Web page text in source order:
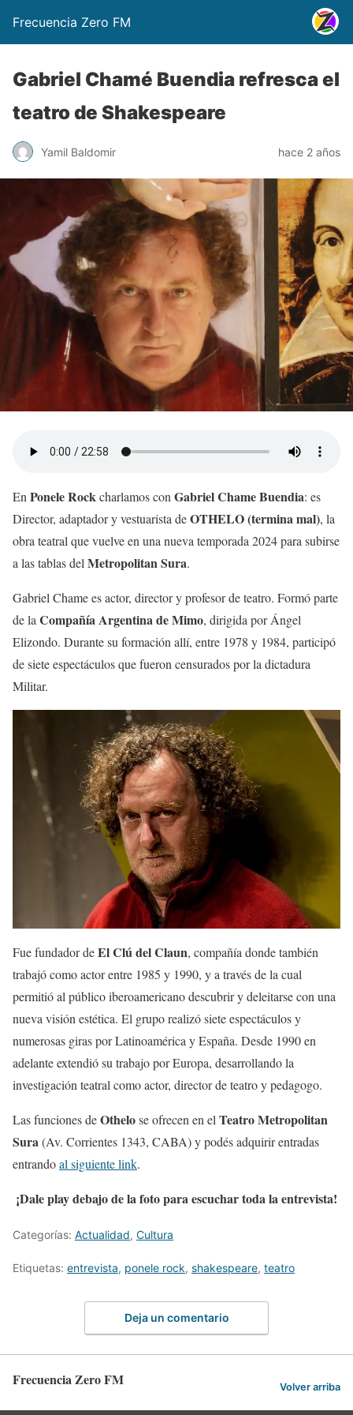
Frecuencia Zero FM
Gabriel Chamé Buendia refresca el
teatro de Shakespeare
Yamil Baldomir hace 2 años
En Ponele Rockcharlamos con Gabriel Chame Buendia: es
Director, adaptador y vestuarista deOTHELO(termina mal), la
obra teatral que vuelve en una nueva temporada 2024 para subirse
a las tablas del Metropolitan Sura.
Gabriel Chame es actor, director y profesor de teatro. Formó parte
de la Compañía Argentina de Mimo, dirigida por Ángel
Elizondo. Durante su formación allí, entre 1978 y 1984, participó
de siete espectáculos que fueron censurados por la dictadura
Militar.
Fue fundador deEl Clú del Claun, compañía donde también
trabajó como actor entre 1985 y 1990, y a través de la cual
permitió al público iberoamericano descubrir y deleitarse con una
nueva visión estética. El grupo realizó siete espectáculos y
numerosas giras por Latinoamérica y España. Desde 1990 en
adelante extendió su trabajo por Europa, desarrollando la
investigación teatral como actor, director de teatro y pedagogo.
Las funciones deOthelose ofrecen en el Teatro Metropolitan
Sura(Av. Corrientes 1343, CABA) y podés adquirir entradas
entrandoal siguiente link.
¡Dale play debajo de la foto para escuchar toda la entrevista!
Categorías: Actualidad, Cultura
Etiquetas: entrevista, ponele rock, shakespeare, teatro
Deja un comentario
Frecuencia Zero FM Volver arriba